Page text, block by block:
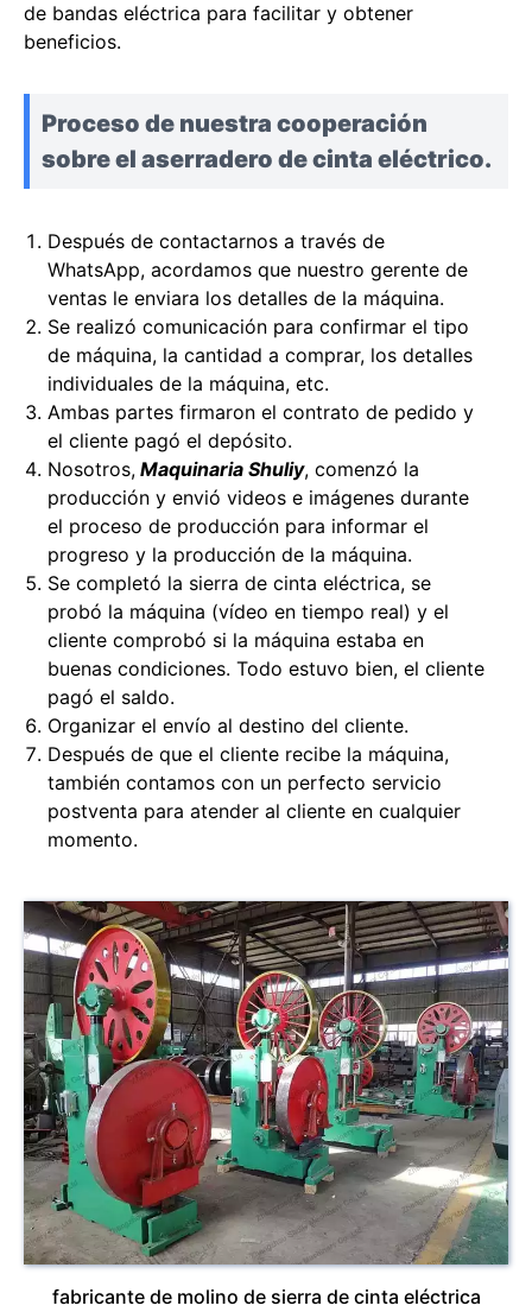
de bandas eléctrica para facilitar y obtener
beneficios.
Proceso de nuestra cooperación
sobre el aserradero de cinta eléctrico.
Después de contactarnos a través de
WhatsApp, acordamos que nuestro gerente de
ventas le enviara los detalles de la máquina.
Se realizó comunicación para confirmar el tipo
de máquina, la cantidad a comprar, los detalles
individuales de la máquina, etc.
Ambas partes firmaron el contrato de pedido y
el cliente pagó el depósito.
Nosotros, Maquinaria Shuliy, comenzó la
producción y envió videos e imágenes durante
el proceso de producción para informar el
progreso y la producción de la máquina.
Se completó la sierra de cinta eléctrica, se
probó la máquina (vídeo en tiempo real) y el
cliente comprobó si la máquina estaba en
buenas condiciones. Todo estuvo bien, el cliente
pagó el saldo.
Organizar el envío al destino del cliente.
Después de que el cliente recibe la máquina,
también contamos con un perfecto servicio
postventa para atender al cliente en cualquier
momento.
fabricante de molino de sierra de cinta eléctrica